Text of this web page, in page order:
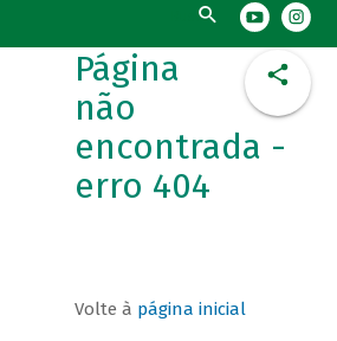
Busca
Página
não
encontrada -
erro 404
Volte à página inicial